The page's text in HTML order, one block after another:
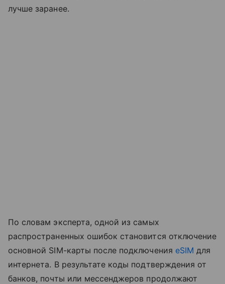
лучше заранее.
По словам эксперта, одной из самых
распространенных ошибок становится отключение
основной SIM-карты после подключения eSIM для
интернета. В результате коды подтверждения от
банков, почты или мессенджеров продолжают